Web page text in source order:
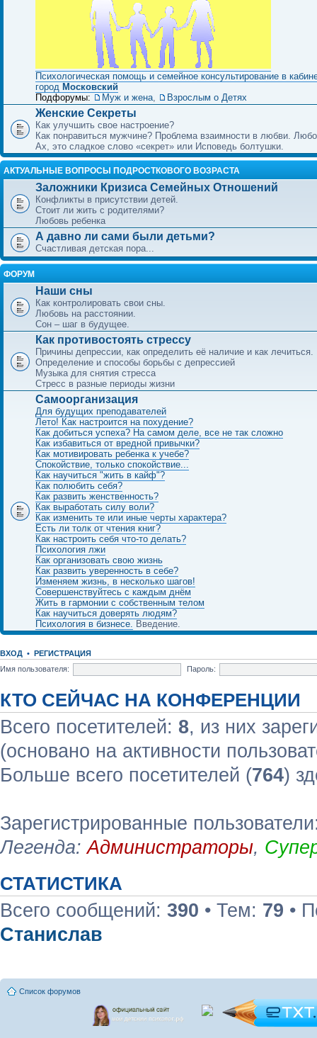
Психологическая помощь и семейное консультирование в
город Московский
Подфорумы:
Муж и жена, Взрослым о Детях
Женские Секреты
Как улучшить свое настроение?
Как понравиться мужчине? Проблема взаимности в любви.
Ах, это сладкое слово «секрет» или Исповедь болтушки.
АКТУАЛЬНЫЕ ВОПРОСЫ ПОДРОСТКОВОГО ВОЗРАСТА
Заложники Кризиса Семейных Отношений
Конфликты в присутствии детей.
Стоит ли жить с родителями?
Любовь ребенка
А давно ли сами были детьми?
Счастливая детская пора...
ФОРУМ
Наши сны
Как контролировать свои сны.
Любовь на расстоянии.
Сон – шаг в будущее.
Как противостоять стрессу
Причины депрессии, как определить её наличие и как лечиться.
Определение и способы борьбы с депрессией
Музыка для снятия стресса
Стресс в разные периоды жизни
Самоорганизация
Для будущих преподавателей
Лето! Как настроится на похудение?
Как добиться успеха? На самом деле, все не так сложно
Как избавиться от вредной привычки?
Как мотивировать ребенка к учебе?
Спокойствие, только спокойствие...
Как научиться "жить в кайф"?
Как полюбить себя?
Как развить женственность?
Как выработать силу воли?
Как изменить те или иные черты характера?
Есть ли толк от чтения книг?
Как настроить себя что-то делать?
Психология лжи
Как организовать свою жизнь
Как развить уверенность в себе?
Изменяем жизнь, в несколько шагов!
Совершенствуйтесь с каждым днём
Жить в гармонии с собственным телом
Как научиться доверять людям?
Психология в бизнесе. Введение.
ВХОД • РЕГИСТРАЦИЯ
Имя пользователя:
Пароль:
КТО СЕЙЧАС НА КОНФЕРЕНЦИИ
Всего посетителей: 8, из них
(основано на активности
Больше всего посетителей (764)
Зарегистрированные
Легенда:Администраторы,
СТАТИСТИКА
Всего сообщений: 390 • Тем: 79 •
Станислав
Список форумов